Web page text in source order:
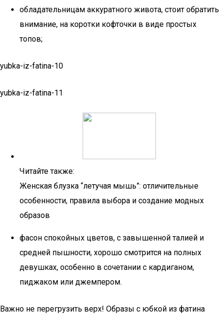
обладательницам аккуратного живота, стоит обратить
внимание, на коротки кофточки в виде простых
топов;
yubka-iz-fatina-10
yubka-iz-fatina-11
Читайте также:
Женская блузка “летучая мышь”: отличительные
особенности, правила выбора и создание модных
образов
фасон спокойных цветов, с завышенной талией и
средней пышности, хорошо смотрится на полных
девушках, особенно в сочетании с кардиганом,
пиджаком или джемпером.
Важно не перегрузить верх! Образы с юбкой из фатина